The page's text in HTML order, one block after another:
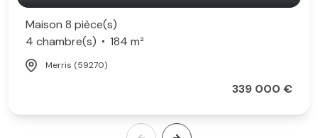
Maison 8 pièce(s)
4 chambre(s)
184 m²
Merris (59270)
339 000 €